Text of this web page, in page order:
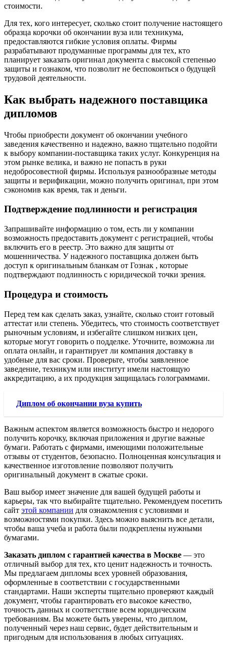
стоимости.
Для тех, кого интересует, сколько стоит получение настоящего
образца корочки об окончании вуза или техникума,
предоставляются гибкие условия оплаты. Фирмы
разрабатывают продуманные программы для тех, кто
планирует заказать оригинал документа с высокой степенью
защиты и гознаком, что позволит не беспокоиться о будущей
трудовой деятельности.
Как выбрать надежного поставщика
дипломов
Чтобы приобрести документ об окончании учебного
заведения качественно и надежно, важно тщательно подойти
к выбору компании-поставщика таких услуг. Конкуренция на
этом рынке велика, и важно не попасть в руки
недобросовестной фирмы. Используя разнообразные методы
защиты и верификации, можно получить оригинал, при этом
сэкономив как время, так и деньги.
Подтверждение подлинности и регистрация
Запрашивайте информацию о том, есть ли у компании
возможность предоставить документ с регистрацией, чтобы
включить его в реестр. Это важно для защиты от
мошенничества. У надежного поставщика должен быть
доступ к оригинальным бланкам от Гознак , которые
подтверждают подлинность с юридической точки зрения.
Процедура и стоимость
Перед тем как сделать заказ, узнайте, сколько стоит готовый
аттестат или степень. Убедитесь, что стоимость соответствует
рыночным условиям, и избегайте слишком низких цен,
которые могут говорить о подделке. Уточните, возможна ли
оплата онлайн, и гарантирует ли компания доставку в
удобные для вас сроки. Проверьте, чтобы заявленное
заведение, техникум или институт имели настоящую
аккредитацию, а их продукция защищалась голограммами.
Диплом об окончании вуза купить
Важным аспектом является возможность быстро и недорого
получить корочку, включая приложения и другие важные
бумаги. Работать с фирмами, имеющими положительные
отзывы от студентов, безопасно. Полноценная консультация и
качественное изготовление позволяют получить
оригинальный документ в сжатые сроки.
Ваш выбор имеет значение для вашей будущей работы и
карьеры, так что выбирайте тщательно. Рекомендуем посетить
сайт этой компании для ознакомления с условиями и
возможностями покупки. Здесь можно выяснить все детали,
чтобы ваша учеба и работа были подкреплены нужными
бумагами.
Заказать диплом с гарантией качества в Москве — это
отличный выбор для тех, кто ценит надежность и точность.
Мы предлагаем дипломы всех уровней образования,
оформленные в соответствии с государственными
стандартами. Наши эксперты тщательно проверяют каждый
документ, чтобы гарантировать его высокое качество,
точность данных и соответствие всем юридическим
требованиям. Вы можете быть уверены, что диплом,
полученный через наш сервис, будет действительным и
пригодным для использования в любых ситуациях.